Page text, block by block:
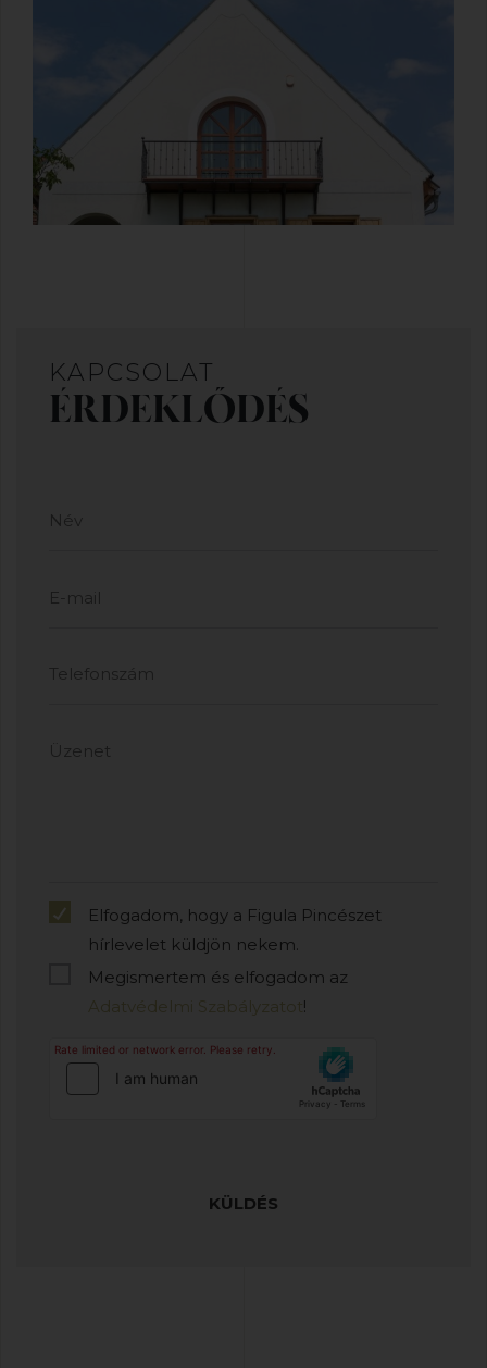
KAPCSOLAT
ÉRDEKLŐDÉS
Elfogadom, hogy a Figula Pincészet
hírlevelet küldjön nekem.
Megismertem és elfogadom az
Adatvédelmi Szabályzatot !
KÜLDÉS